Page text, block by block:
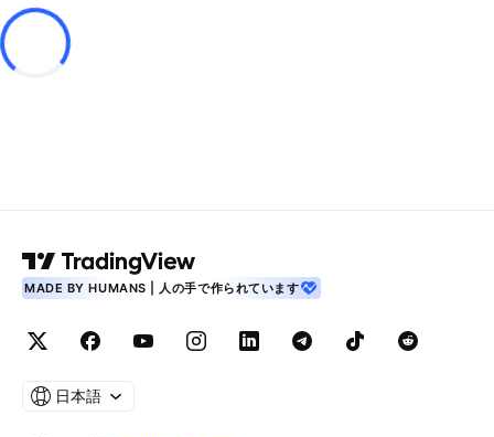
MADE BY HUMANS | 人の手で作られています
日本語